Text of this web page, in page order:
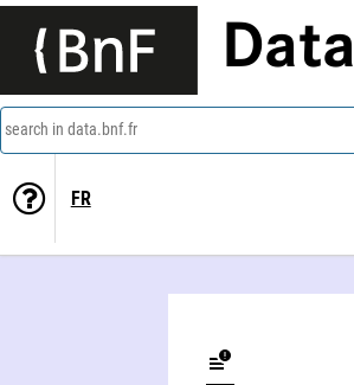
Data
search in data.bnf.fr
FR